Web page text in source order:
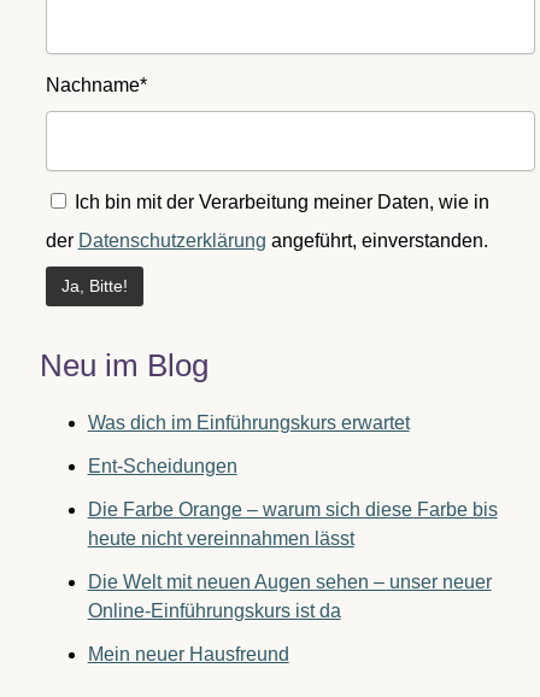
Nachname*
Ich bin mit der Verarbeitung meiner Daten, wie in
der Datenschutzerklärung angeführt, einverstanden.
Neu im Blog
Was dich im Einführungskurs erwartet
Ent-Scheidungen
Die Farbe Orange – warum sich diese Farbe bis
heute nicht vereinnahmen lässt
Die Welt mit neuen Augen sehen – unser neuer
Online-Einführungskurs ist da
Mein neuer Hausfreund